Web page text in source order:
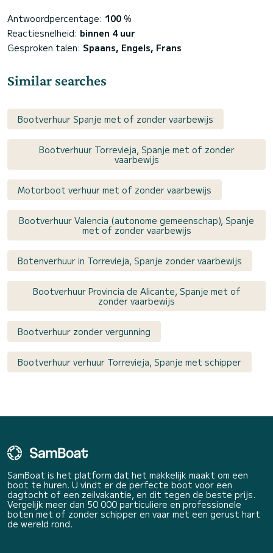
Antwoordpercentage: 100 %
Reactiesnelheid: binnen 4 uur
Gesproken talen: Spaans, Engels, Frans
Similar searches
Bootverhuur Spanje met of zonder vaarbewijs
Bootverhuur Torrevieja, Spanje met of zonder
vaarbewijs
Motorboot verhuur met of zonder vaarbewijs
Bootverhuur Valencia (autonome gemeenschap), Spanje
met of zonder vaarbewijs
Botenverhuur in Torrevieja, Spanje zonder vaarbewijs
Bootverhuur Provincia de Alicante, Spanje met of
zonder vaarbewijs
Bootverhuur zonder vergunning
Bootverhuur verhuur Torrevieja, Spanje met schipper
SamBoat is het platform dat het makkelijk maakt om een
boot te huren. U vindt er de perfecte boot voor een
dagtocht of een zeilvakantie, en dit tegen de beste prijs.
Vergelijk meer dan 50 000 particuliere en professionele
boten met of zonder schipper en vaar met een gerust hart
de wereld rond.